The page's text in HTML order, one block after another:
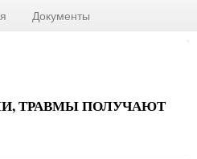
Документы
ТРАВМЫ ПОЛУЧАЮТ